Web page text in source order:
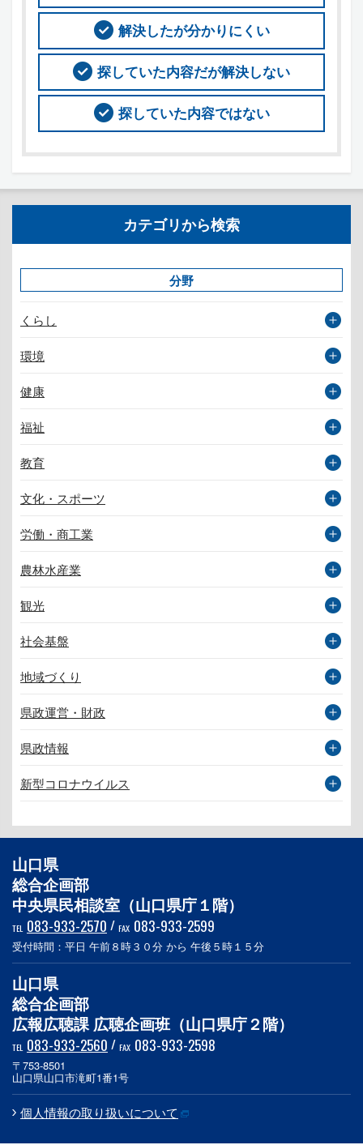
解決したが分かりにくい
探していた内容だが解決しない
探していた内容ではない
カテゴリから検索
分野
くらし
環境
健康
福祉
教育
文化・スポーツ
労働・商工業
農林水産業
観光
社会基盤
地域づくり
県政運営・財政
県政情報
新型コロナウイルス
山口県
総合企画部
中央県民相談室（山口県庁１階）
TEL 083-933-2570 / FAX 083-933-2599
受付時間：平日 午前８時３０分 から 午後５時１５分
山口県
総合企画部
広報広聴課 広聴企画班（山口県庁２階）
TEL 083-933-2560 / FAX 083-933-2598
〒753-8501
山口県山口市滝町1番1号
個人情報の取り扱いについて